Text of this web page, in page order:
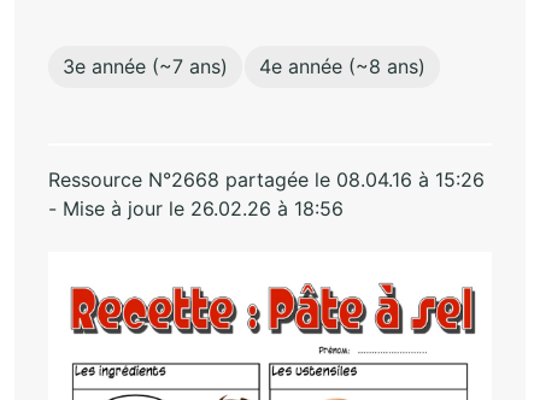
3e année (~7 ans) 4e année (~8 ans)
Ressource N°2668 partagée le 08.04.16 à 15:26
- Mise à jour le 26.02.26 à 18:56